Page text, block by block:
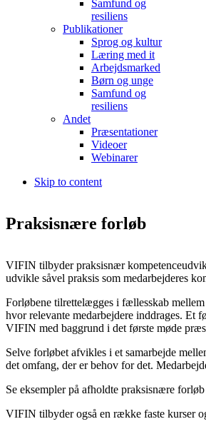
Samfund og
resiliens
Publikationer
Sprog og kultur
Læring med it
Arbejdsmarked
Børn og unge
Samfund og
resiliens
Andet
Præsentationer
Videoer
Webinarer
Skip to content
Praksisnære forløb
VIFIN tilbyder praksisnær
udvikle såvel praksis som medarbejderes
Forløbene tilrettelægges i fællesskab
hvor relevante medarbejdere inddrages. Et
VIFIN med baggrund i det første møde
Selve forløbet afvikles i et samarbejde
det omfang, der er behov for det.
Se eksempler på afholdte praksisnære
VIFIN tilbyder også en række faste kurser